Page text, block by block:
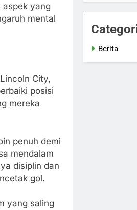
aspek yang
mental
City,
posisi
mereka
penuh demi
mendalam
disiplin dan
gol.
yang saling
Berita